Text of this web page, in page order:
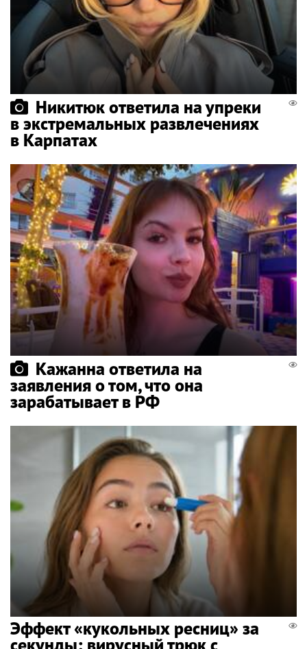
Никитюк ответила на упреки
в экстремальных развлечениях
в Карпатах
Кажанна ответила на
заявления о том, что она
зарабатывает в РФ
Эффект «кукольных ресниц» за